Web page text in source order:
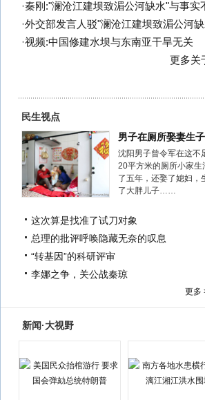
·秦刚:"澜沧江建坝致湄公河缺水"与事实
·外交部发言人驳"澜沧江建坝致湄公河
·视频:中国修建水坝与东南亚干旱无关
更多关
民生视点
男子在厕所娶妻生子
沈阳男子曾令军在这不
20平方米的厕所小家生
了五年，还娶了媳妇，
了大胖儿子……
这次算是找准了试刀对象
总理的批评呼唤隐藏无奈的叹息
“转基因”的科研评审
李娜之争，关公战秦琼
更多
新闻·大视野